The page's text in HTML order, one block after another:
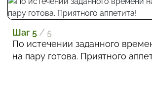
Шаг 5 / 5
По истечении заданного
на пару готова. Приятного